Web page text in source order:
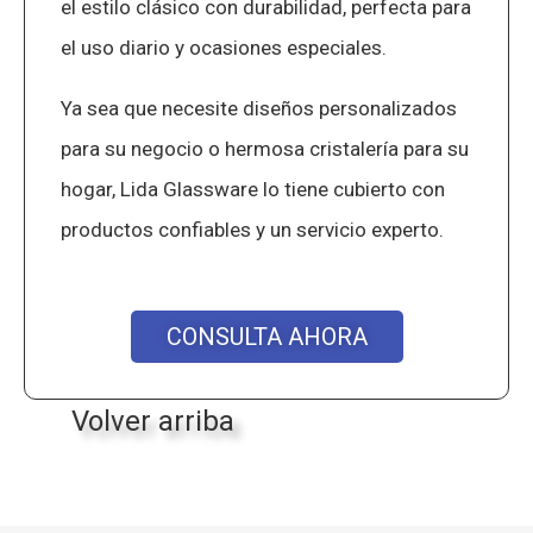
el estilo clásico con durabilidad, perfecta para
el uso diario y ocasiones especiales.
Ya sea que necesite diseños personalizados
para su negocio o hermosa cristalería para su
hogar, Lida Glassware lo tiene cubierto con
productos confiables y un servicio experto.
CONSULTA AHORA
Volver arriba